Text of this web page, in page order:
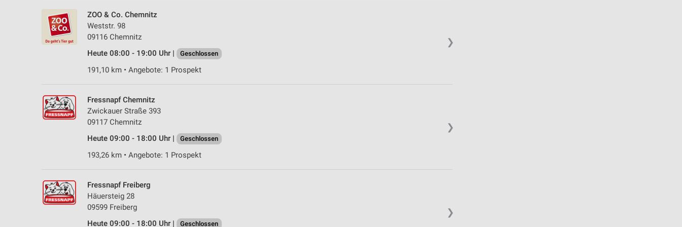
❯
ZOO & Co. Chemnitz
Weststr. 98
09116 Chemnitz
Heute 08:00 - 19:00 Uhr |
Geschlossen
191,10 km • Angebote: 1 Prospekt
❯
Fressnapf Chemnitz
Zwickauer Straße 393
09117 Chemnitz
Heute 09:00 - 18:00 Uhr |
Geschlossen
193,26 km • Angebote: 1 Prospekt
❯
Fressnapf Freiberg
Häuersteig 28
09599 Freiberg
Heute 09:00 - 18:00 Uhr |
Geschlossen